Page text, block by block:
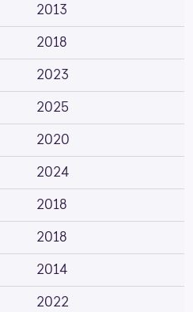
2013
2018
2023
2025
2020
2024
2018
2018
2014
2022